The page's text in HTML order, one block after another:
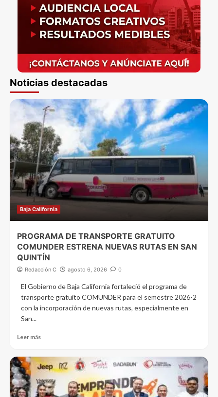
Noticias destacadas
Baja California
PROGRAMA DE TRANSPORTE GRATUITO
COMUNDER ESTRENA NUEVAS RUTAS EN SAN
QUINTÍN
Redacción C agosto 6, 2026 0
El Gobierno de Baja California fortaleció el programa de
transporte gratuito COMUNDER para el semestre 2026-2
con la incorporación de nuevas rutas, especialmente en
San...
Leer más